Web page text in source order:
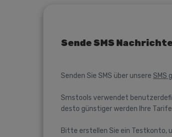
Sende SMS
Senden Sie SMS über unsere SMS
Smstools verwendet
desto günstiger werden Ihre
Bitte erstellen Sie ein Testkonto,